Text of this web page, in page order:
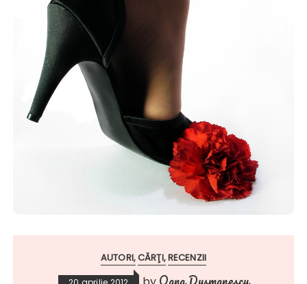
AUTORI CĂRŢI RECENZII